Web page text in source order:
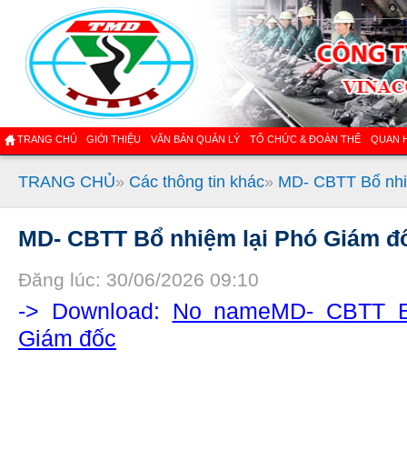
TRANG CHỦ GIỚI THIỆU VĂN BẢN QUẢN LÝ TỔ CHỨC & ĐOÀN THỂ QUAN
TRANG CHỦ» Các thông tin khác» MD- CBTT Bổ
MD- CBTT Bổ nhiệm lại Phó Giám
Đăng lúc: 30/06/2026 09:10
-> Download: No nameMD- CBTT
Giám đốc